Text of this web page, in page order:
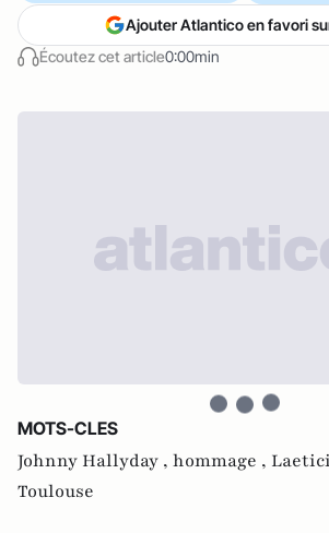
Écoutez cet article0:00min
Ajouter Atlantico en favori
MOTS-CLES
Johnny Hallyday , hommage ,
Toulouse